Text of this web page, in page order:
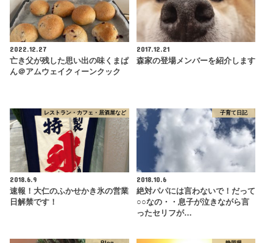
2022.12.27
亡き父が残した思い出の味くまぱ
ん＠アムウェイクィーンクック
2017.12.21
森家の登場メンバーを紹介します
レストラン・カフェ・居酒屋など
2018.6.9
速報！大仁のふかせかき氷の営業
日解禁です！
子育て日記
2018.10.6
絶対パパには言わないで！だって
○○なの・・息子が泣きながら言
ったセリフが…